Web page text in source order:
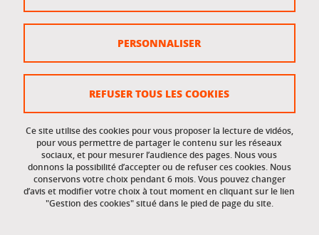
Gestion des cookies
Accessibilité : non conforme
Accès réservés
Intranet des étudiants et des personnels
Ce site utilise des cookies pour vous proposer la lecture de vidéos,
pour vous permettre de partager le contenu sur les réseaux
sociaux, et pour mesurer l’audience des pages. Nous vous
donnons la possibilité d’accepter ou de refuser ces cookies. Nous
conservons votre choix pendant 6 mois. Vous pouvez changer
d’avis et modifier votre choix à tout moment en cliquant sur le lien
"Gestion des cookies" situé dans le pied de page du site.
REFUSER TOUS LES COOKIES
PERSONNALISER